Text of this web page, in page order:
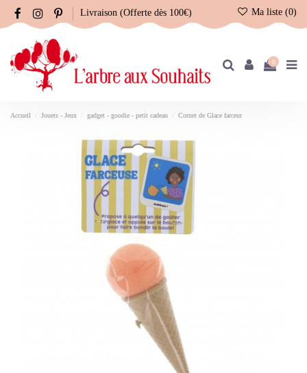
Livraison (Offerte dès 100€) Ma liste (0)
0
Accueil Jouets - Jeux gadget - goodie - petit cadeau Cornet de Glace farceur